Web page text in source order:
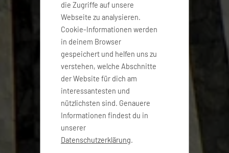
die Zugriffe auf unsere
Webseite zu analysieren.
Cookie-Informationen werden
in deinem Browser
gespeichert und helfen uns zu
verstehen, welche Abschnitte
der Website für dich am
interessantesten und
nützlichsten sind. Genauere
Informationen findest du in
unserer
Datenschutzerklärung.